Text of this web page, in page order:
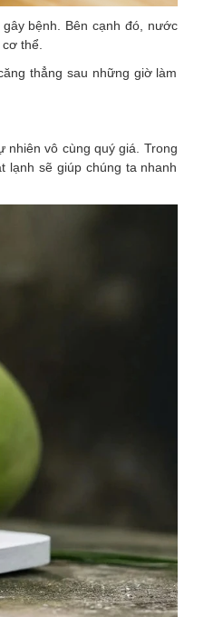
bệnh. Bên cạnh đó, nước
thể.
thẳng sau những giờ làm
nhiên vô cùng quý giá. Trong
sẽ giúp chúng ta nhanh